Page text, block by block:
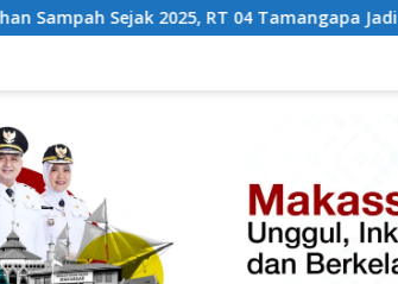
RT 04 Tamangapa Jadi Percontohan